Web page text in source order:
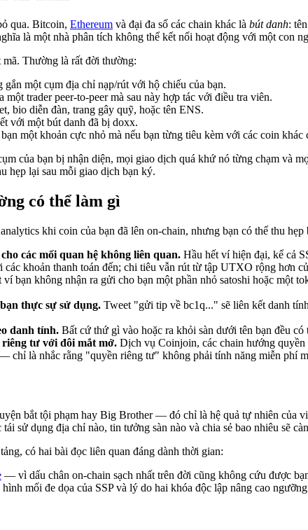
qua. Bitcoin, Ethereum và đại đa số các chain khác là bút danh:
là một nhà phân tích không thể kết nối hoạt động với một con
Thường là rất đời thường:
một cụm địa chỉ nạp/rút với hộ chiếu của bạn.
trader peer-to-peer mà sau này hợp tác với điều tra viên.
bio diễn đàn, trang gây quỹ, hoặc tên ENS.
với một bút danh đã bị doxx.
một khoản cực nhỏ mà nếu bạn từng tiêu kèm với các coin khác
của bạn bị nhận diện, mọi giao dịch quá khứ nó từng chạm và
hẹp lại sau mỗi giao dịch bạn ký.
có thể làm gì
khi coin của bạn đã lên on-chain, nhưng bạn có thể thu hẹp
các mối quan hệ không liên quan. Hầu hết ví hiện đại, kể cả
khoản thanh toán đến; chi tiêu vẫn rút từ tập UTXO rộng hơn
ví bạn không nhận ra gửi cho bạn một phần nhỏ satoshi hoặc một
thực sự sử dụng. Tweet "gửi tip về bc1q..." sẽ liên kết danh
danh tính. Bất cứ thứ gì vào hoặc ra khỏi sàn dưới tên bạn đều
riêng tư với đôi mắt mở. Dịch vụ Coinjoin, các chain hướng
chỉ là nhắc rằng "quyền riêng tư" không phải tính năng miễn phí
bắt tội phạm hay Big Brother — đó chỉ là hệ quả tự nhiên của
sử dụng địa chỉ nào, tin tưởng sàn nào và chia sẻ bao nhiêu sẽ
có hai bài đọc liên quan đáng dành thời gian:
— vì dấu chân on-chain sạch nhất trên đời cũng không cứu được
mối đe dọa của SSP và lý do hai khóa độc lập nâng cao